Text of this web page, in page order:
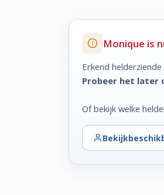
Monique is
Erkend
Probeer het later
Of bekijk welke
Bekijk